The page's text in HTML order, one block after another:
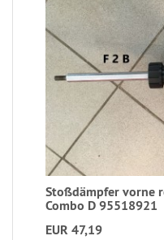
Stoßdämpfer vorne
Combo D 95518921
EUR 47,19